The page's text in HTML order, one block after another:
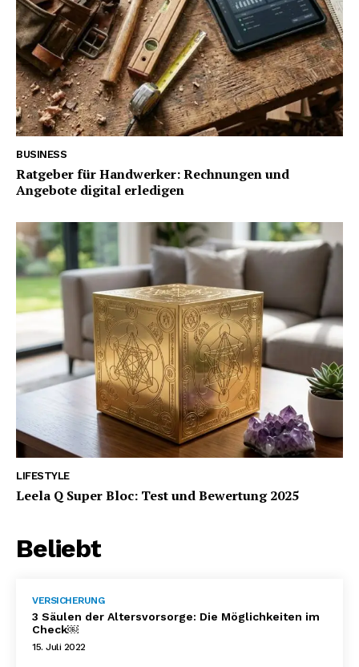
BUSINESS
Ratgeber für Handwerker: Rechnungen und
Angebote digital erledigen
LIFESTYLE
Leela Q Super Bloc: Test und Bewertung 2025
Beliebt
VERSICHERUNG
3 Säulen der Altersvorsorge: Die Möglichkeiten im
Check￼
15. Juli 2022